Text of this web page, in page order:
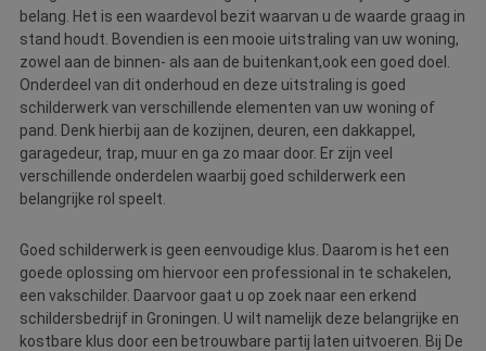
belang. Het is een waardevol bezit waarvan u de waarde graag in
stand houdt. Bovendien is een mooie uitstraling van uw woning,
zowel aan de binnen- als aan de buitenkant,ook een goed doel.
Onderdeel van dit onderhoud en deze uitstraling is goed
schilderwerk van verschillende elementen van uw woning of
pand. Denk hierbij aan de kozijnen, deuren, een dakkappel,
garagedeur, trap, muur en ga zo maar door. Er zijn veel
verschillende onderdelen waarbij goed schilderwerk een
belangrijke rol speelt.
Goed schilderwerk is geen eenvoudige klus. Daarom is het een
goede oplossing om hiervoor een professional in te schakelen,
een vakschilder. Daarvoor gaat u op zoek naar een erkend
schildersbedrijf in Groningen. U wilt namelijk deze belangrijke en
kostbare klus door een betrouwbare partij laten uitvoeren. Bij De